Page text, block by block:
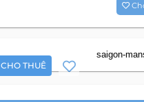
CHO THUÊ